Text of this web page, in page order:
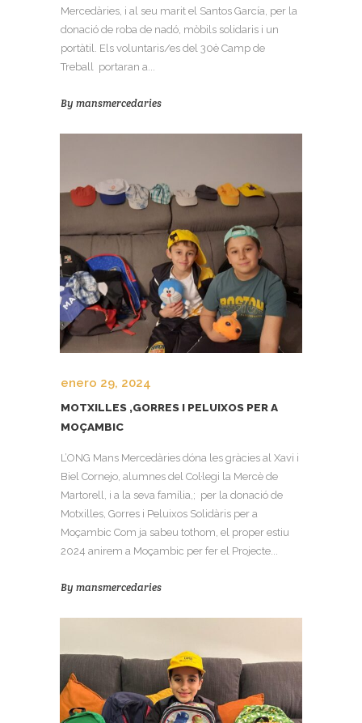
Mercedàries, i al seu marit el Santos García, per la
donació de roba de nadó, mòbils solidaris i un
portàtil. Els voluntaris/es del 30è Camp de
Treball portaran a...
By mansmercedaries
enero 29, 2024
MOTXILLES ,GORRES I PELUIXOS PER A
MOÇAMBIC
L’ONG Mans Mercedàries dóna les gràcies al Xavi i
Biel Cornejo, alumnes del Col·legi la Mercè de
Martorell, i a la seva família,; per la donació de
Motxilles, Gorres i Peluixos Solidàris per a
Moçambic Com ja sabeu tothom, el proper estiu
2024 anirem a Moçambic per fer el Projecte...
By mansmercedaries